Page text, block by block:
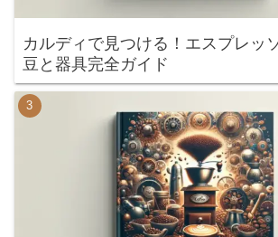
カルディで見つける！エスプレッ
豆と器具完全ガイド